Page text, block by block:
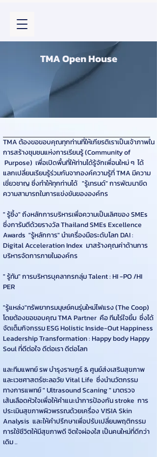
TMA Open House
TMA ต้องขอขอบคุณทุกท่านที่ให้เกียรติเราเป็นเจ้าภาพใน
การสร้างชุมชนแห่งการเรียนรู้ (Community of
Purpose)  เพื่อเปิดพื้นที่ให้ท่านได้รู้จักเพื่อนใหม่ ๆ  ได้
แลกเปลี่ยนเรียนรู้ร่วมกันจากองค์ความรู้ที่ TMA มีความ
เชี่ยวชาญ ซึ่งทำให้ทุกท่านได้   "รู้เทรนด์" การพัฒนาขีด
ความสามารถในการแข่งขันขององค์กร
" รู้ซึ้ง" ถึงหลักการบริหารเพื่อความเป็นเลิศของ SMEs
ซึ่งการันตีด้วยรางวัล Thailand SMEs Excellence
Awards  "รู้หลักการ" นำเครื่องมือระดับโลก DAI :
Digital Acceleration Index  มาสร้างคุณค่าด้านการ
บริหารจัดการภายในองค์กร
" รู้ทัน" การบริหารบุคลากรกลุ่ม Talent : HI -PO /HI
PER
"รู้แหล่ง"ทรัพยากรมนุษย์คนรุ่นใหม่ไฟแรง (The Coop)
โดยต้องขอขอบคุณ TMA Partner  คือ ทีมไร่ใจยิ้ม  ซึ่งได้
จัดเต็มกิจกรรม ESG Holistic Inside-Out Happiness
Leadership Transformation : Happy body Happy
Soul ที่ดีต่อใจ ดีต่อเรา ดีต่อโลก
และทีมแพทย์ รพ บำรุงราษฎร์ & ศูนย์ส่งเสริมสุขภาพ
และเวชศาสตร์ชะลอวัย Vital Life  ซึ่งนำนวัตกรรม
ทางการแพทย์ " Ultrasound Scaning " มาตรวจ
เส้นเลือดหัวใจเพื่อให้คำแนะนำการป้องกัน stroke  การ
ประเมินสุขภาพผิวพรรณด้วยเครื่อง VISIA Skin
Analysis  และให้คำปรึกษาเพื่อปรับเปลี่ยนพฤติกรรม
การใช้ชีวิตให้มีสุขภาพดี จิตใจผ่องใส เป็นคนใหม่ที่ดีกว่า
เดิม ..